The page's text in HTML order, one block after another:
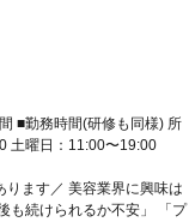
■勤務時間(研修も同様) 所
土曜日：11:00〜19:00
ます／ 美容業界に興味は
も続けられるか不安」 「プ